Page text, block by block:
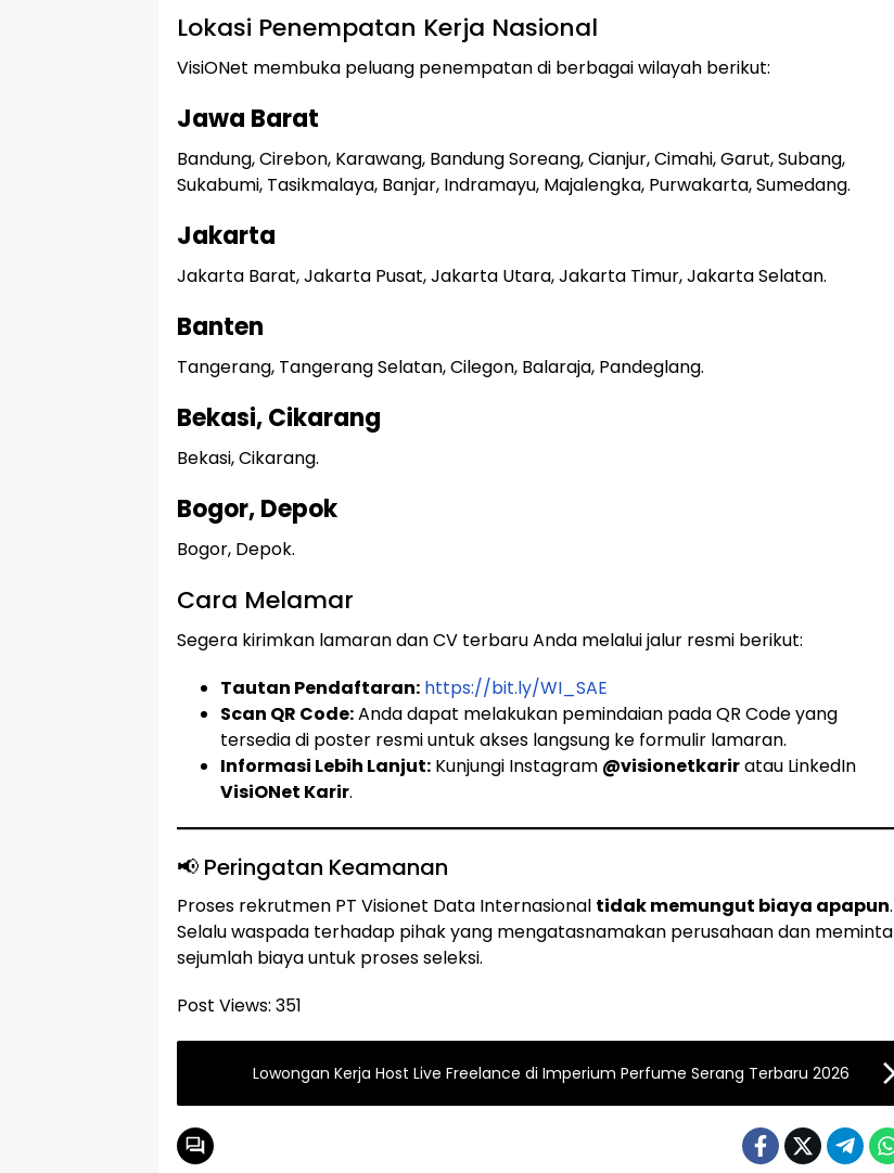
Lokasi Penempatan Kerja Nasional
VisiONet membuka peluang penempatan di berbagai wilayah berikut:
Jawa Barat
Bandung, Cirebon, Karawang, Bandung Soreang, Cianjur, Cimahi, Garut, Subang,
Sukabumi, Tasikmalaya, Banjar, Indramayu, Majalengka, Purwakarta, Sumedang.
Jakarta
Jakarta Barat, Jakarta Pusat, Jakarta Utara, Jakarta Timur, Jakarta Selatan.
Banten
Tangerang, Tangerang Selatan, Cilegon, Balaraja, Pandeglang.
Bekasi, Cikarang
Bekasi, Cikarang.
Bogor, Depok
Bogor, Depok.
Cara Melamar
Segera kirimkan lamaran dan CV terbaru Anda melalui jalur resmi berikut:
Tautan Pendaftaran: https://bit.ly/WI_SAE
Scan QR Code:Anda dapat melakukan pemindaian pada QR Code yang
tersedia di poster resmi untuk akses langsung ke formulir lamaran.
Informasi Lebih Lanjut: Kunjungi Instagram @visionetkariratau LinkedIn
VisiONet Karir.
📢 Peringatan Keamanan
Proses rekrutmen PT Visionet Data Internasional tidak memungut biaya apapun.
Selalu waspada terhadap pihak yang mengatasnamakan perusahaan dan meminta
sejumlah biaya untuk proses seleksi.
Post Views: 351
Lowongan Kerja Host Live Freelance di Imperium Perfume Serang Terbaru 2026